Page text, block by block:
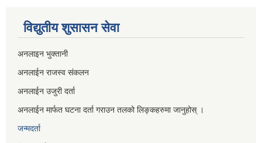
विद्युतीय शुसासन सेवा
अनलाइन भुक्तानी
अनलाईन राजस्व संकलन
अनलाईन उजुरी दर्ता
अनलाईन मार्फत घटना दर्ता गराउन तलको लिङ्कहरुमा जानुहोस् ।
जन्मदर्ता